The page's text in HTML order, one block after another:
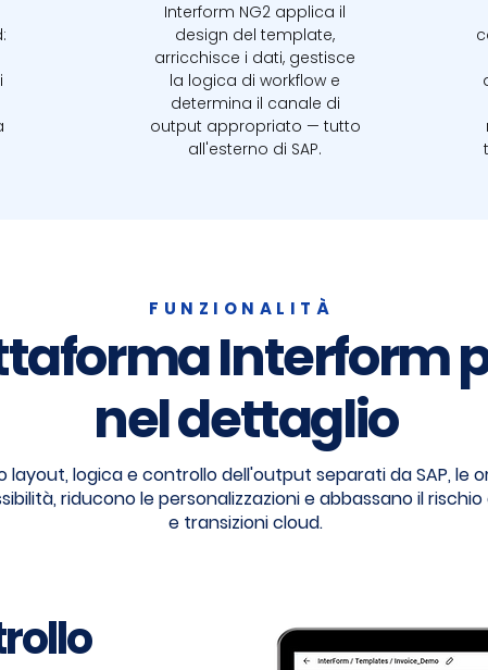
Interform NG2 applica il
design del template,
arricchisce i dati, gestisce
la logica di workflow e
determina il canale di
output appropriato — tutto
all'esterno di SAP.
FUNZIONALITÀ
Interform
nel dettaglio
layout, logica e controllo dell'output separati da SAP, le
riducono le personalizzazioni e abbassano il
e transizioni cloud.